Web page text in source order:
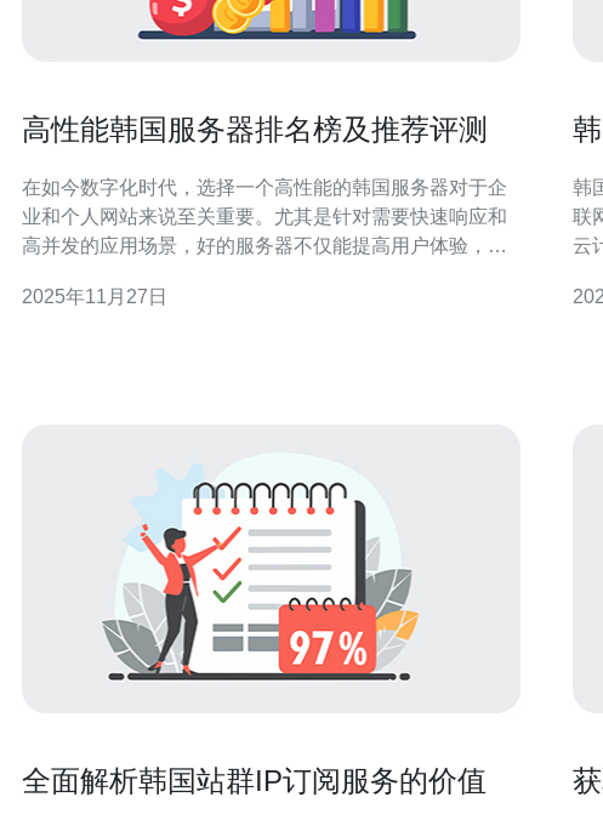
高性能韩国服务器排名榜及推荐评测
在如今数字化时代，选择一个高性能的韩国服务器对于企
业和个人网站来说至关重要。尤其是针对需要快速响应和
高并发的应用场景，好的服务器不仅能提高用户体验，还
上最佳、最便宜和最适合不同需求的服务器排名及评测，
2025年11月27日
韩
联
云
云服
全面解析韩国站群IP订阅服务的价值